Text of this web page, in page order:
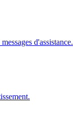
d'assistance.